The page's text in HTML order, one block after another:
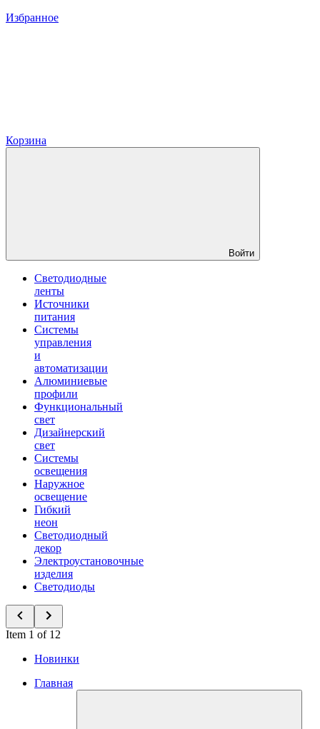
Избранное
Корзина
Войти
Светодиодные
ленты
Источники
питания
Системы
управления
и
автоматизации
Алюминиевые
профили
Функциональный
свет
Дизайнерский
свет
Системы
освещения
Наружное
освещение
Гибкий
неон
Светодиодный
декор
Электроустановочные
изделия
Светодиоды
Item 1 of 12
Новинки
Главная